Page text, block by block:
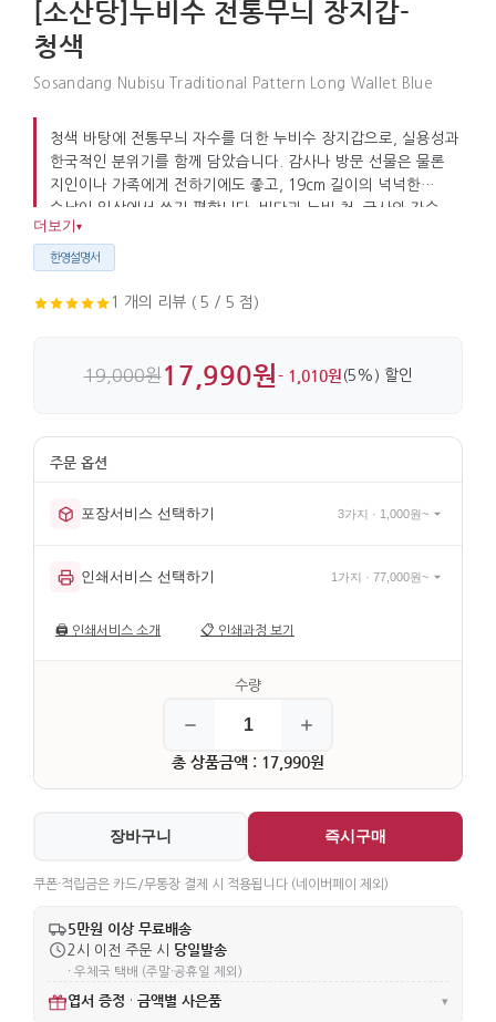
[소산당]누비수 전통무늬 장지갑-
청색
Sosandang Nubisu Traditional Pattern Long Wallet Blue
청색 바탕에 전통무늬 자수를 더한 누비수 장지갑으로, 실용성과
한국적인 분위기를 함께 담았습니다. 감사나 방문 선물은 물론
지인이나 가족에게 전하기에도 좋고, 19cm 길이의 넉넉한
수납이 일상에서 쓰기 편합니다. 비단과 누비 천, 금사와 자수
마감이 더해져 디테일이 살아 있습니다.
더보기 ▾
한영설명서
1 개의 리뷰 ( 5 / 5 점)
19,000원17,990원- 1,010원 (5%) 할인
포장서비스 선택하기 3가지 · 1,000원~
인쇄서비스 선택하기 1가지 · 77,000원~
🖨️ 인쇄서비스 소개 📋 인쇄과정 보기
총 상품금액 : 17,990원
장바구니 즉시구매
쿠폰·적립금은 카드/무통장 결제 시 적용됩니다 (네이버페이 제외)
5만원 이상 무료배송
2시 이전 주문 시 당일발송
· 우체국 택배 (주말·공휴일 제외)
엽서 증정 · 금액별 사은품 ▾